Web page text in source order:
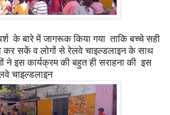
के बारे में जागरूक किया गया ताकि बच्चे सही
सकें व लोगों से रेलवे चाइल्डलाइन के साथ
ने इस कार्यक्रम की बहुत ही सराहना की इस
चाइल्डलाइन